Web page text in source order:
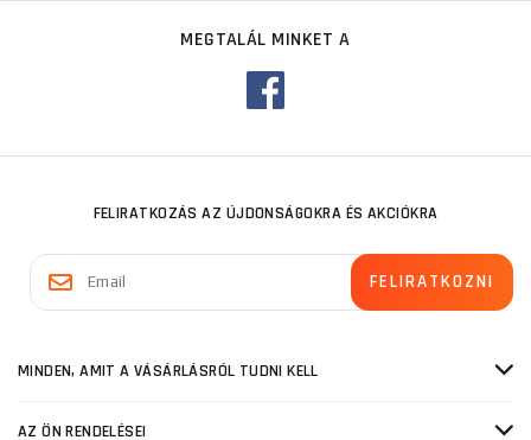
MEGTALÁL MINKET A
FELIRATKOZÁS AZ ÚJDONSÁGOKRA ÉS AKCIÓKRA
MINDEN, AMIT A VÁSÁRLÁSRÓL TUDNI KELL
AZ ÖN RENDELÉSEI